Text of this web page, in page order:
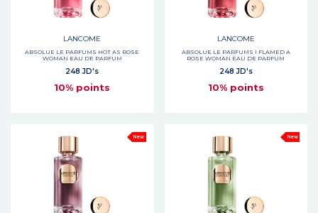
LANCOME
ABSOLUE LE PARFUMS HOT AS ROSE
WOMAN EAU DE PARFUM
248 JD's
10% points
LANCOME
ABSOLUE LE PARFUMS I FLAMED A
ROSE WOMAN EAU DE PARFUM
248 JD's
10% points
New New